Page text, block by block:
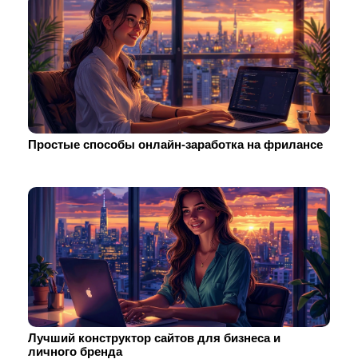
Простые способы онлайн-заработка на фрилансе
Лучший конструктор сайтов для бизнеса и
личного бренда